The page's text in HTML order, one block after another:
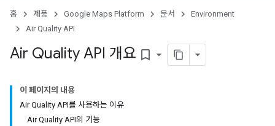
홈 제품 Google Maps Platform 문서
Environment
Air Quality API
Air Quality API 개요 bookmark_border
이 페이지의 내용
Air Quality API를 사용하는 이유
Air Quality API의 기능